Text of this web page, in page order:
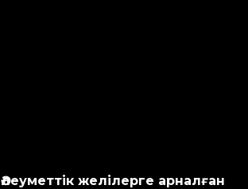
Әлеуметтік желілерге арналған